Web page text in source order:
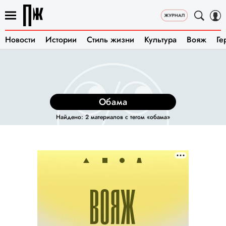
Новости Истории Стиль жизни Культура Вояж
обама
Найдено: 2 материалов с тегом «обама»